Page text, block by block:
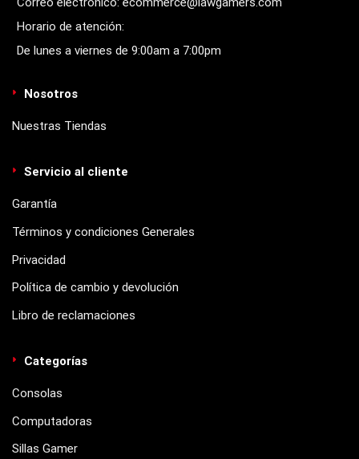
Horario de atención:
De lunes a viernes de 9:00am a 7:00pm
Nosotros
Nuestras Tiendas
Servicio al cliente
Garantía
Términos y condiciones Generales
Privacidad
Política de cambio y devolución
Libro de reclamaciones
Categorías
Consolas
Computadoras
Sillas Gamer